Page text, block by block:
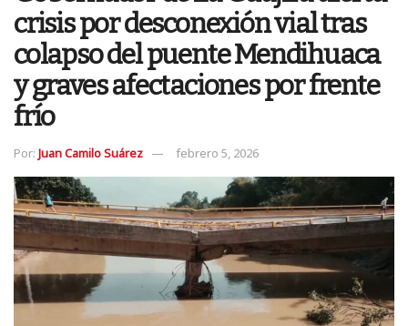
crisis por desconexión vial tras
colapso del puente Mendihuaca
y graves afectaciones por frente
frío
Por: Juan Camilo Suárez febrero 5, 2026